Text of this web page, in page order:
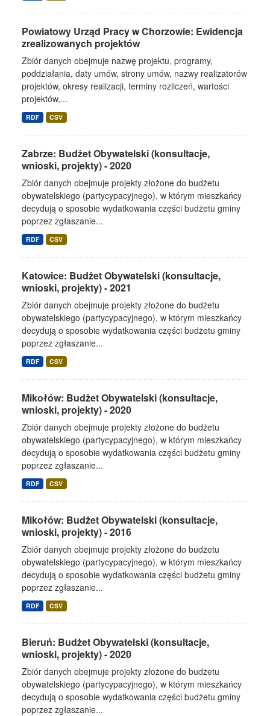
Powiatowy Urząd Pracy w Chorzowie: Ewidencja
zrealizowanych projektów
Zbiór danych obejmuje nazwę projektu, programy,
poddziałania, daty umów, strony umów, nazwy realizatorów
projektów, okresy realizacji, terminy rozliczeń, wartości
projektów,...
RDF CSV
Zabrze: Budżet Obywatelski (konsultacje,
wnioski, projekty) - 2020
Zbiór danych obejmuje projekty złożone do budżetu
obywatelskiego (partycypacyjnego), w którym mieszkańcy
decydują o sposobie wydatkowania części budżetu gminy
poprzez zgłaszanie...
RDF CSV
Katowice: Budżet Obywatelski (konsultacje,
wnioski, projekty) - 2021
Zbiór danych obejmuje projekty złożone do budżetu
obywatelskiego (partycypacyjnego), w którym mieszkańcy
decydują o sposobie wydatkowania części budżetu gminy
poprzez zgłaszanie...
RDF CSV
Mikołów: Budżet Obywatelski (konsultacje,
wnioski, projekty) - 2020
Zbiór danych obejmuje projekty złożone do budżetu
obywatelskiego (partycypacyjnego), w którym mieszkańcy
decydują o sposobie wydatkowania części budżetu gminy
poprzez zgłaszanie...
RDF CSV
Mikołów: Budżet Obywatelski (konsultacje,
wnioski, projekty) - 2016
Zbiór danych obejmuje projekty złożone do budżetu
obywatelskiego (partycypacyjnego), w którym mieszkańcy
decydują o sposobie wydatkowania części budżetu gminy
poprzez zgłaszanie...
RDF CSV
Bieruń: Budżet Obywatelski (konsultacje,
wnioski, projekty) - 2020
Zbiór danych obejmuje projekty złożone do budżetu
obywatelskiego (partycypacyjnego), w którym mieszkańcy
decydują o sposobie wydatkowania części budżetu gminy
poprzez zgłaszanie...